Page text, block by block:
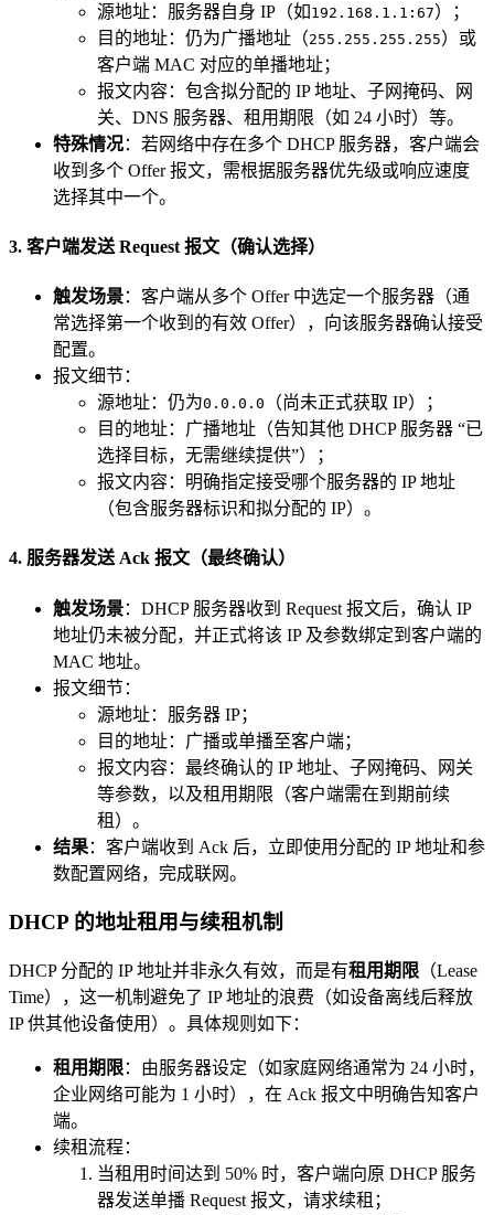
源地址：服务器自身 IP（如 192.168.1.1:67）；
目的地址：仍为广播地址（255.255.255.255）或
客户端 MAC 对应的单播地址；
报文内容：包含拟分配的 IP 地址、子网掩码、网
关、DNS 服务器、租用期限（如 24 小时）等。
特殊情况：若网络中存在多个 DHCP 服务器，客户端会
收到多个 Offer 报文，需根据服务器优先级或响应速度
选择其中一个。
3. 客户端发送 Request 报文（确认选择）
触发场景：客户端从多个 Offer 中选定一个服务器（通
常选择第一个收到的有效 Offer），向该服务器确认接受
配置。
报文细节：
源地址：仍为0.0.0.0
（尚未正式获取 IP）；
目的地址：广播地址（告知其他 DHCP 服务器 “已
选择目标，无需继续提供”）；
报文内容：明确指定接受哪个服务器的 IP 地址
（包含服务器标识和拟分配的 IP）。
4. 服务器发送 Ack 报文（最终确认）
触发场景：DHCP 服务器收到 Request 报文后，确认 IP
地址仍未被分配，并正式将该 IP 及参数绑定到客户端的
MAC 地址。
报文细节：
源地址：服务器 IP；
目的地址：广播或单播至客户端；
报文内容：最终确认的 IP 地址、子网掩码、网关
等参数，以及租用期限（客户端需在到期前续
租）。
结果：客户端收到 Ack 后，立即使用分配的 IP 地址和参
数配置网络，完成联网。
DHCP 的地址租用与续租机制
DHCP 分配的 IP 地址并非永久有效，而是有租用期限 （Lease
Time），这一机制避免了 IP 地址的浪费（如设备离线后释放
IP 供其他设备使用）。具体规则如下：
租用期限：由服务器设定（如家庭网络通常为 24 小时，
企业网络可能为 1 小时），在 Ack 报文中明确告知客户
端。
续租流程：
当租用时间达到 50% 时，客户端向原 DHCP 服务
器发送单播 Request 报文，请求续租；